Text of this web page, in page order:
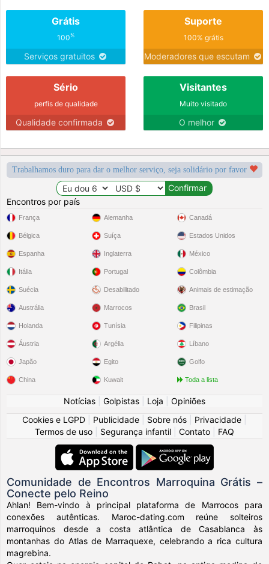
Grátis
100%
Serviços gratuitos
Suporte
100% grátis
Moderadores que escutam
Sério
perfis de qualidade
Qualidade confirmada
Visitantes
Muito visitado
O melhor
Trabalhamos duro para dar o melhor serviço, seja solidário por favor
Encontros por país
França
Bélgica
Espanha
Itália
Suécia
Alemanha
Suíça
Inglaterra
Portugal
Desabilitado
Canadá
Estados Unidos
México
Colômbia
Animais de estimação
Austrália
Holanda
Áustria
Japão
China
Marrocos
Tunísia
Argélia
Egito
Kuwait
Brasil
Filipinas
Líbano
Golfo
Toda a lista
Notícias Golpistas Loja
Opiniões
Cookies e LGPD
Publicidade Sobre nós Privacidade
Termos de uso
Segurança infantil Contato FAQ
Comunidade de Encontros Marroquina Grátis –
Conecte pelo Reino
Ahlan! Bem-vindo à principal plataforma de Marrocos para
conexões autênticas. Maroc-dating.com reúne solteiros
marroquinos desde a costa atlântica de Casablanca às
montanhas do Atlas de Marraquexe, celebrando a rica cultura
magrebina.